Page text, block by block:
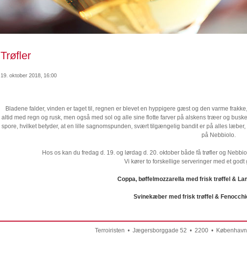
Trøfler
19. oktober 2018, 16:00
Bladene falder, vinden er taget til, regnen er blevet en hyppigere gæst og den varme
altid med regn og rusk, men også med sol og alle sine flotte farver på alskens træer og
spore, hvilket betyder, at en lille sagnomspunden, svært tilgængelig bandit er på alles
på Nebbiolo.
Hos os kan du fredag d. 19. og lørdag d. 20. oktober både få trøfler og
Vi kører to forskellige serveringer med et
Coppa, bøffelmozzarella med frisk trøffel &
Svinekæber med frisk trøffel &
Terroiristen • Jægersborggade 52 • 2200 •